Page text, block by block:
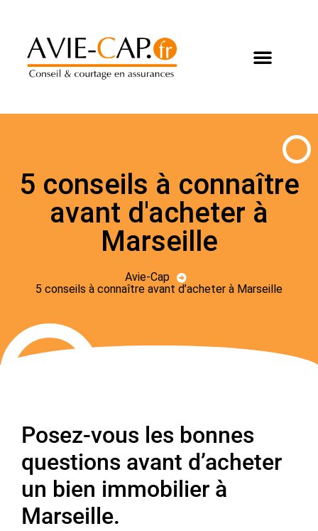
5 conseils à connaître
avant d'acheter à
Marseille
Avie-Cap
5 conseils à connaître avant d’acheter à Marseille
Posez-vous les bonnes
questions avant d’acheter
un bien immobilier à
Marseille.